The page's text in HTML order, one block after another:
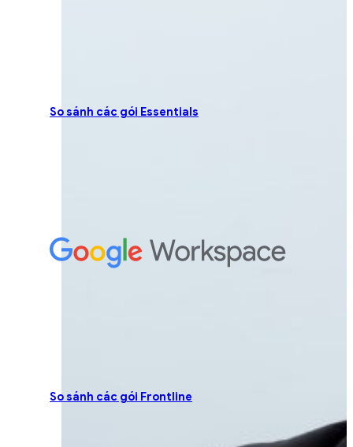
So sánh các gói Essentials
So sánh các gói Frontline